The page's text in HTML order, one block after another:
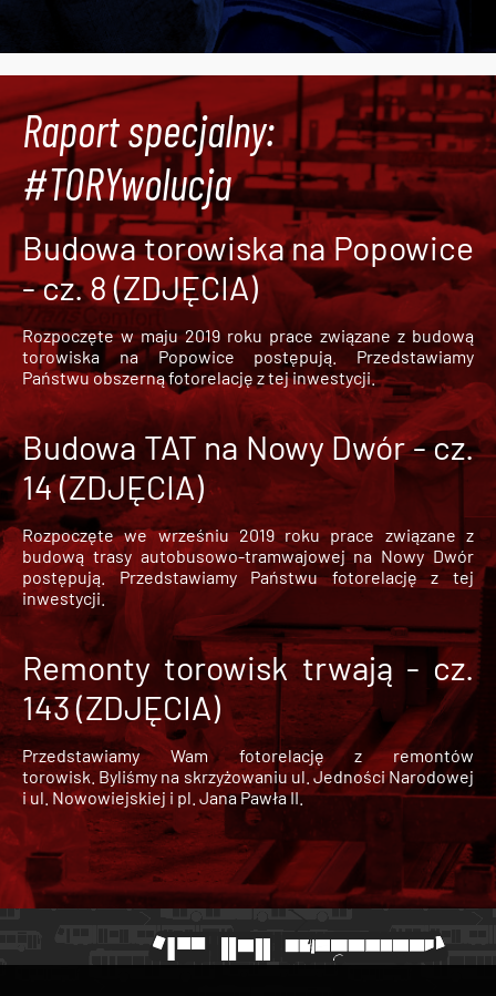
Raport specjalny:
#TORYwolucja
Budowa torowiska na Popowice
- cz. 8 (ZDJĘCIA)
Rozpoczęte w maju 2019 roku prace związane z budową
torowiska na Popowice
postępują. Przedstawiamy
Państwu obszerną fotorelację z tej inwestycji.
Budowa TAT na Nowy Dwór - cz.
14 (ZDJĘCIA)
Rozpoczęte we wrześniu 2019 roku prace związane z
budową trasy autobusowo-tramwajowej na Nowy Dwór
postępują. Przedstawiamy Państwu fotorelację z tej
inwestycji.
Remonty torowisk trwają - cz.
143 (ZDJĘCIA)
Przedstawiamy Wam fotorelację z remontów
torowisk. Byliśmy na skrzyżowaniu ul. Jedności Narodowej
i ul. Nowowiejskiej i pl. Jana Pawła II.